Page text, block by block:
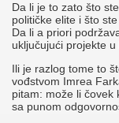
Da li je to zato što
političke elite i što
Da li a priori
uključujući projekte
Ili je razlog tome to
vođstvom Imrea
pitam: može li čovek
sa punom